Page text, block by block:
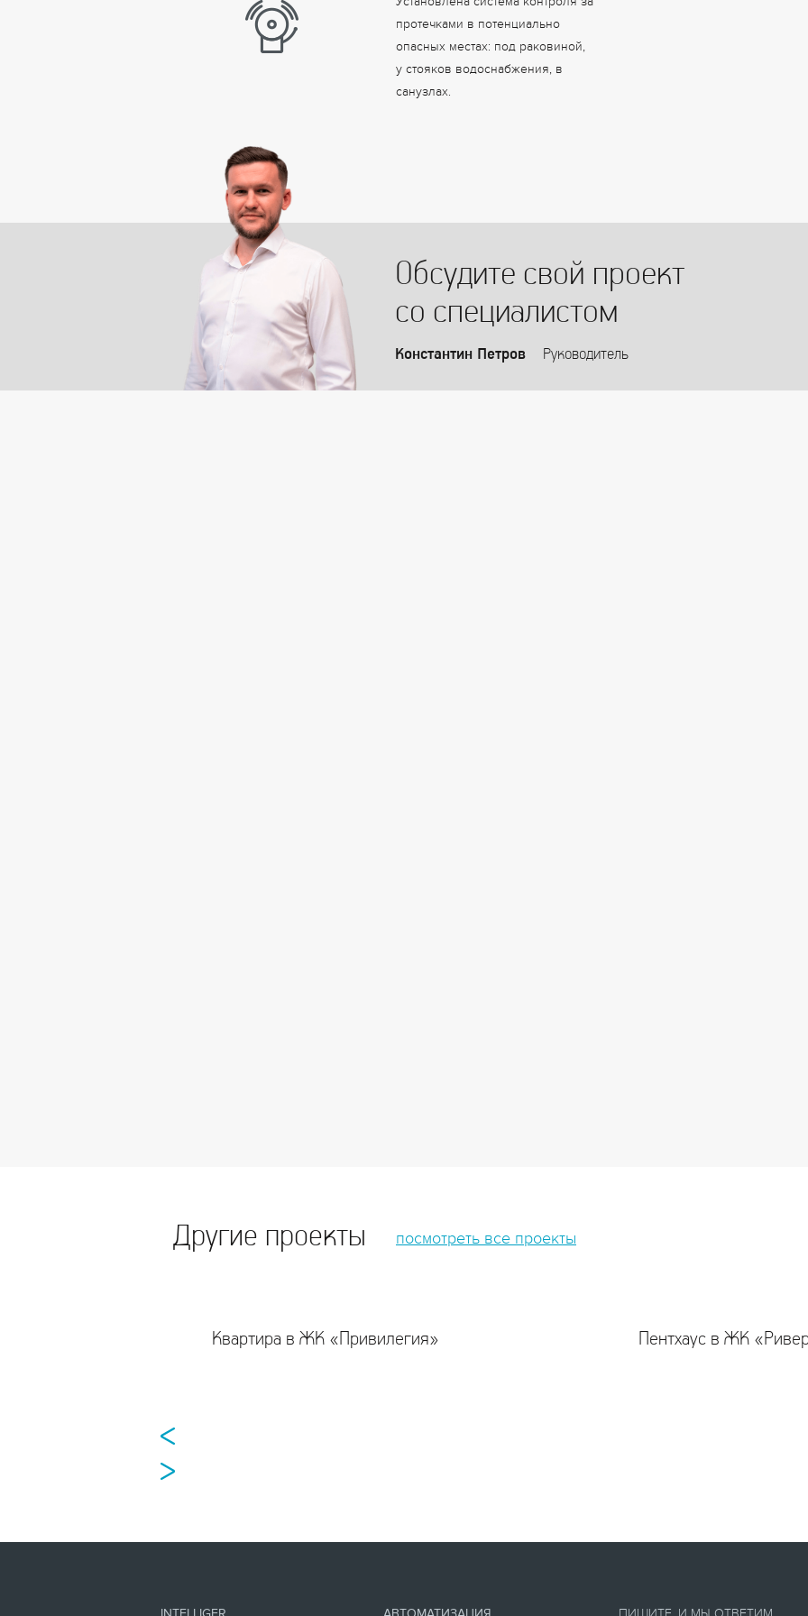
Установлена система контроля за
протечками в потенциально
опасных местах: под раковиной,
у стояков водоснабжения, в
санузлах.
Обсудите свой проект
со специалистом
Константин Петров Руководитель
Другие проекты посмотреть все проекты
Квартира в ЖК «Привилегия» Пентхаус в ЖК